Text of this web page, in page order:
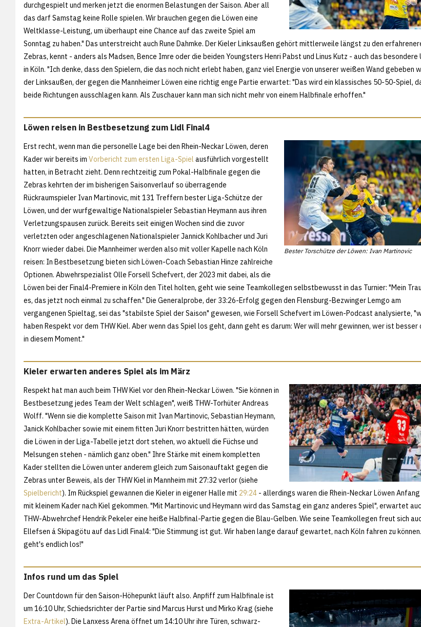
durchgespielt und merken jetzt die enormen Belastungen der Saison. Aber all
das darf Samstag keine Rolle spielen. Wir brauchen gegen die Löwen eine
Weltklasse-Leistung, um überhaupt eine Chance auf das zweite Spiel am
Sonntag zu haben." Das unterstreicht auch Rune Dahmke. Der Kieler Linksaußen gehört mittlerweile längst zu den
Zebras, kennt - anders als Madsen, Bence Imre oder die beiden Youngsters Henri Pabst und Linus Kutz - auch das besondere
in Köln. "Ich denke, dass den Spielern, die das noch nicht erlebt haben, ganz viel Energie von unserer weißen Wand gebeben
der Linksaußen, der gegen die Mannheimer Löwen eine richtig enge Partie erwartet: "Das wird ein klassisches 50-50-Spiel,
beide Richtungen ausschlagen kann. Als Zuschauer kann man sich nicht mehr von einem Halbfinale erhoffen."
Löwen reisen in Bestbesetzung zum Lidl Final4
Bester Torschütze der Löwen: Ivan Martinovic
Erst recht, wenn man die personelle Lage bei den Rhein-Neckar Löwen, deren
Kader wir bereits im Vorbericht zum ersten Liga-Spiel ausführlich vorgestellt
hatten, in Betracht zieht. Denn rechtzeitig zum Pokal-Halbfinale gegen die
Zebras kehrten der im bisherigen Saisonverlauf so überragende
Rückraumspieler Ivan Martinovic, mit 131 Treffern bester Liga-Schütze der
Löwen, und der wurfgewaltige Nationalspieler Sebastian Heymann aus ihren
Verletzungspausen zurück. Bereits seit einigen Wochen sind die zuvor
verletzten oder angeschlagenen Nationalspieler Jannick Kohlbacher und Juri
Knorr wieder dabei. Die Mannheimer werden also mit voller Kapelle nach Köln
reisen: In Bestbesetzung bieten sich Löwen-Coach Sebastian Hinze zahlreiche
Optionen. Abwehrspezialist Olle Forsell Schefvert, der 2023 mit dabei, als die
Löwen bei der Final4-Premiere in Köln den Titel holten, geht wie seine Teamkollegen selbstbewusst in das Turnier: "Mein
es, das jetzt noch einmal zu schaffen." Die Generalprobe, der 33:26-Erfolg gegen den Flensburg-Bezwinger Lemgo am
vergangenen Spieltag, sei das "stabilste Spiel der Saison" gewesen, wie Forsell Schefvert im Löwen-Podcast analysierte,
haben Respekt vor dem THW Kiel. Aber wenn das Spiel los geht, dann geht es darum: Wer will mehr gewinnen, wer ist besser
in diesem Moment."
Kieler erwarten anderes Spiel als im März
Respekt hat man auch beim THW Kiel vor den Rhein-Neckar Löwen. "Sie können in
Bestbesetzung jedes Team der Welt schlagen", weiß THW-Torhüter Andreas
Wolff. "Wenn sie die komplette Saison mit Ivan Martinovic, Sebastian Heymann,
Janick Kohlbacher sowie mit einem fitten Juri Knorr bestritten hätten, würden
die Löwen in der Liga-Tabelle jetzt dort stehen, wo aktuell die Füchse und
Melsungen stehen - nämlich ganz oben." Ihre Stärke mit einem kompletten
Kader stellten die Löwen unter anderem gleich zum Saisonauftakt gegen die
Zebras unter Beweis, als der THW Kiel in Mannheim mit 27:32 verlor (siehe
Spielbericht). Im Rückspiel gewannen die Kieler in eigener Halle mit 29:24 - allerdings waren die Rhein-Neckar Löwen Anfang
mit kleinem Kader nach Kiel gekommen. "Mit Martinovic und Heymann wird das Samstag ein ganz anderes Spiel", erwartet
THW-Abwehrchef Hendrik Pekeler eine heiße Halbfinal-Partie gegen die Blau-Gelben. Wie seine Teamkollegen freut sich
Ellefsen á Skipagötu auf das Lidl Final4: "Die Stimmung ist gut. Wir haben lange darauf gewartet, nach Köln fahren zu
geht's endlich los!"
Infos rund um das Spiel
Der Countdown für den Saison-Höhepunkt läuft also. Anpfiff zum Halbfinale ist
um 16:10 Uhr, Schiedsrichter der Partie sind Marcus Hurst und Mirko Krag (siehe
Extra-Artikel). Die Lanxess Arena öffnet um 14:10 Uhr ihre Türen, schwarz-